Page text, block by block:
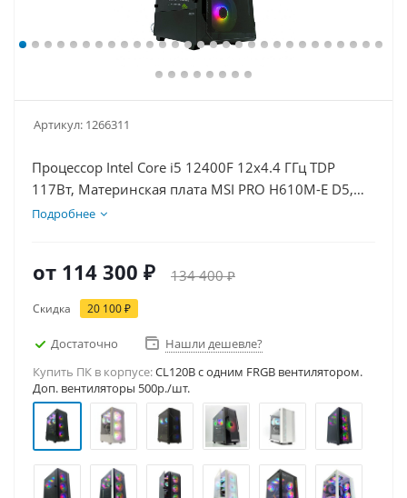
Артикул: 1266311
Процессор Intel Core i5 12400F 12x4.4 ГГц TDP
117Вт, Материнская плата MSI PRO H610M-E D5,
Видеокарта RTX 5060Ti 8Гб, Память DDR5 16Gb,
Подробнее
от 114 300 ₽ 134 400 ₽
Скидка 20 100 ₽
Достаточно
Нашли дешевле?
Купить ПК в корпусе:CL120B c одним FRGB вентилятором.
Доп. вентиляторы 500р./шт.